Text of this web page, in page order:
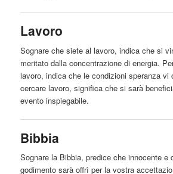
Lavoro
Sognare che siete al lavoro, indica che si
meritatodalla concentrazione di energia.
lavoro, indica che le condizioni speranza vi
cercare lavoro, significa che si sarà
evento inspiegabile.
Bibbia
Sognare la Bibbia, predice che innocente e
godimento sarà offrì per la vostra